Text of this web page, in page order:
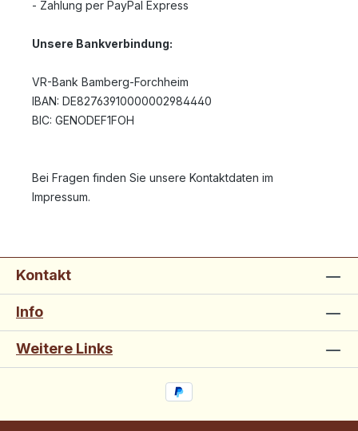
- Zahlung per PayPal Express
Unsere Bankverbindung:
VR-Bank Bamberg-Forchheim
IBAN: DE82763910000002984440
BIC: GENODEF1FOH
Bei Fragen finden Sie unsere Kontaktdaten im
Impressum.
Kontakt
Info
Weitere Links